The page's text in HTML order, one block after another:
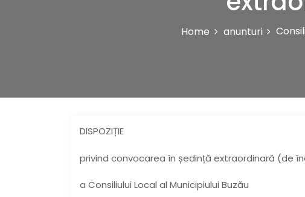
Home anunturi
DISPOZIȚIE
privind convocarea în ședință extraordinară (de
a Consiliului Local al Municipiului Buzău